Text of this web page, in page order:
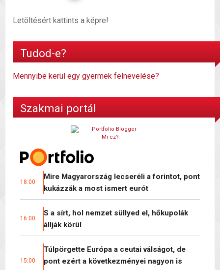
Letöltésért kattints a képre!
Tudod-e?
Mennyibe kerül egy gyermek felnevelése?
Szakmai portál
Mi ez?
18:00
Mire Magyarország lecseréli a forintot, pont
kukázzák a most ismert eurót
16:00
S a sírt, hol nemzet süllyed el, hőkupolák
állják körül
15:00
Túlpörgette Európa a ceutai válságot, de
pont ezért a következményei nagyon is